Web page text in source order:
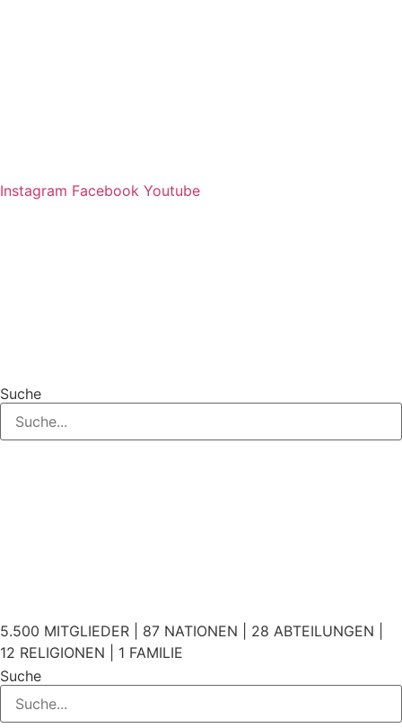
Instagram Facebook Youtube
Suche
5.500 MITGLIEDER | 87 NATIONEN | 28 ABTEILUNGEN |
12 RELIGIONEN | 1 FAMILIE
Suche